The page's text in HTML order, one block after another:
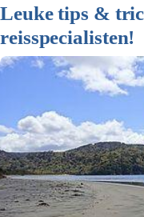
Leuke tips &
reisspecialisten!